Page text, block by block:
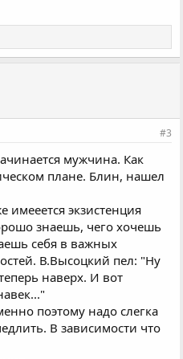
#3
мужчина. Как
плане. Блин, нашел
имееется экзистенция
знаешь, чего хочешь
себя в важных
В.Высоцкий пел: "Ну
наверх. И вот
поэтому надо слегка
В зависимости что